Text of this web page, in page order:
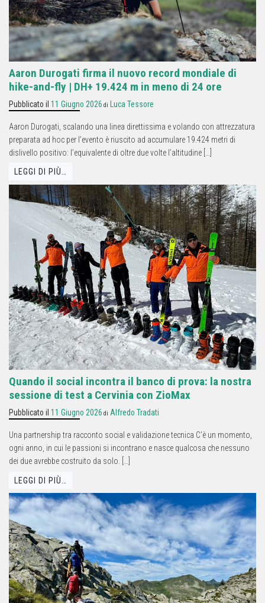
Aaron Durogati firma il nuovo record mondiale di
hike-and-fly | DH+ 19.424 m in meno di 24 ore
Pubblicato il 11 Giugno 2026 di Luca Tessore
Aaron Durogati, scalando una linea direttissima e volando con attrezzatura
preparata ad hoc per l’evento è riuscito ad accumulare 19.424 metri di
dislivello positivo: l’equivalente di oltre due volte l’altitudine […]
LEGGI DI PIÙ…
Quando il social incontra il banco di prova: la nostra
sessione di test a Cervinia con ZioMax
Pubblicato il 11 Giugno 2026 di Alfredo Tradati
Una partnership tra racconto social e validazione tecnica C’è un momento,
ogni anno, in cui le passioni si incontrano e nasce qualcosa che nessuno
dei due avrebbe costruito da solo. […]
LEGGI DI PIÙ…